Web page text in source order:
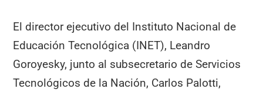
El director ejecutivo del Instituto Nacional de
Educación Tecnológica (INET), Leandro
Goroyesky, junto al subsecretario de Servicios
Tecnológicos de la Nación, Carlos Palotti,